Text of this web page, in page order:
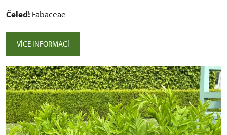
Čeleď: Fabaceae
VÍCE INFORMACÍ